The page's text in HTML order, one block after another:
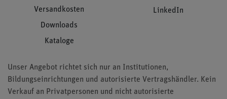
Versandkosten
Downloads
Kataloge
LinkedIn
Unser Angebot richtet sich nur an Institutionen,
Bildungseinrichtungen und autorisierte Vertragshändler. Kein
Verkauf an Privatpersonen und nicht autorisierte